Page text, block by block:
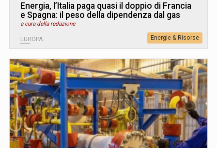
Energia, l’Italia paga quasi il doppio di Francia
e Spagna: il peso della dipendenza dal gas
a cura della redazione
EUROPA Energie & Risorse